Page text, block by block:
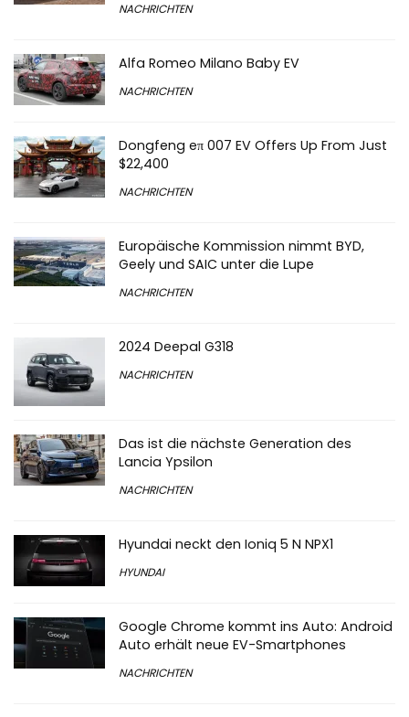
NACHRICHTEN
Alfa Romeo Milano Baby EV
NACHRICHTEN
Dongfeng eπ 007 EV Offers Up From Just
$22,400
NACHRICHTEN
Europäische Kommission nimmt BYD,
Geely und SAIC unter die Lupe
NACHRICHTEN
2024 Deepal G318
NACHRICHTEN
Das ist die nächste Generation des
Lancia Ypsilon
NACHRICHTEN
Hyundai neckt den Ioniq 5 N NPX1
HYUNDAI
Google Chrome kommt ins Auto: Android
Auto erhält neue EV-Smartphones
NACHRICHTEN